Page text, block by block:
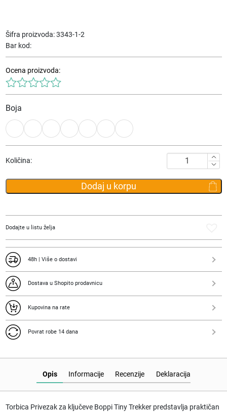
Bar kod:
Šifra proizvoda:3343-1-2
Ocena proizvoda:
Boja
Količina:
Torbica
Privezak
za
Dodaj u korpu
Dodajte u listu želja
48h | Više o dostavi
Dostava u Shopito prodavnicu
Kupovina na rate
Povrat robe 14 dana
Opis Deklaracija
Informacije Recenzije
Torbica Privezak za ključeve Boppi Tiny Trekker predstavlja praktičan